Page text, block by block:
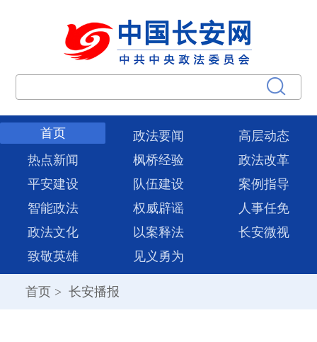
首页 政法要闻
高层动态
热点新闻
枫桥经验
政法改革
平安建设
队伍建设
案例指导
智能政法
权威辟谣
人事任免
政法文化
以案释法
长安微视
致敬英雄
见义勇为
首页 > 长安播报